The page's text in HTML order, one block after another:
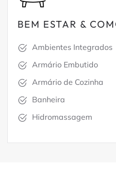
BEM ESTAR &
Ambientes Integrados
Armário Embutido
Armário de Cozinha
Banheira
Hidromassagem